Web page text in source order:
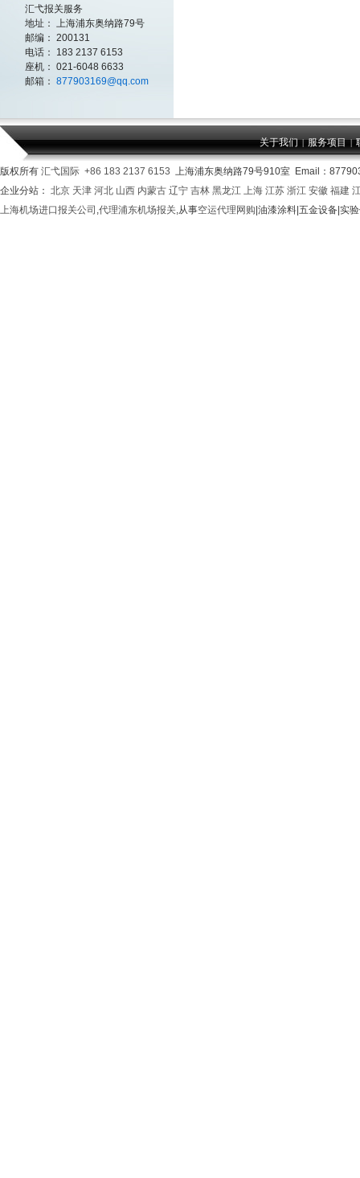
汇弋报关服务
地址： 上海浦东奥纳路79号
邮编： 200131
电话： 183 2137 6153
座机： 021-6048 6633
邮箱： 877903169@qq.com
关于我们 |服务项目 |
版权所有 汇弋国际 +86 183 2137 6153 上海浦东奥纳路79号910室 Email：
企业分站： 北京 天津 河北 山西 内蒙古 辽宁 吉林 黑龙江 上海 江苏 浙江 安徽 福建
上海机场进口报关公司 ,代理浦东机场报关,从事空运代理网购 |油漆涂料|五金设备|实